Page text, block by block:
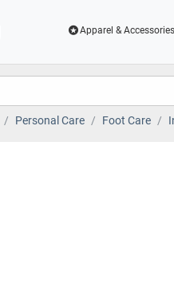
Apparel & Accessories
Personal Care Foot Care